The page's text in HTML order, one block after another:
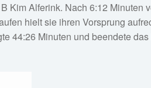
Kim Alferink. Nach 6:12 Minuten
hielt sie ihren Vorsprung
44:26 Minuten und beendete